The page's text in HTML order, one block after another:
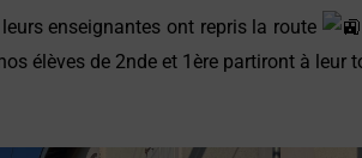
enseignantes ont repris la route
élèves de 2nde et 1ère partiront à leur